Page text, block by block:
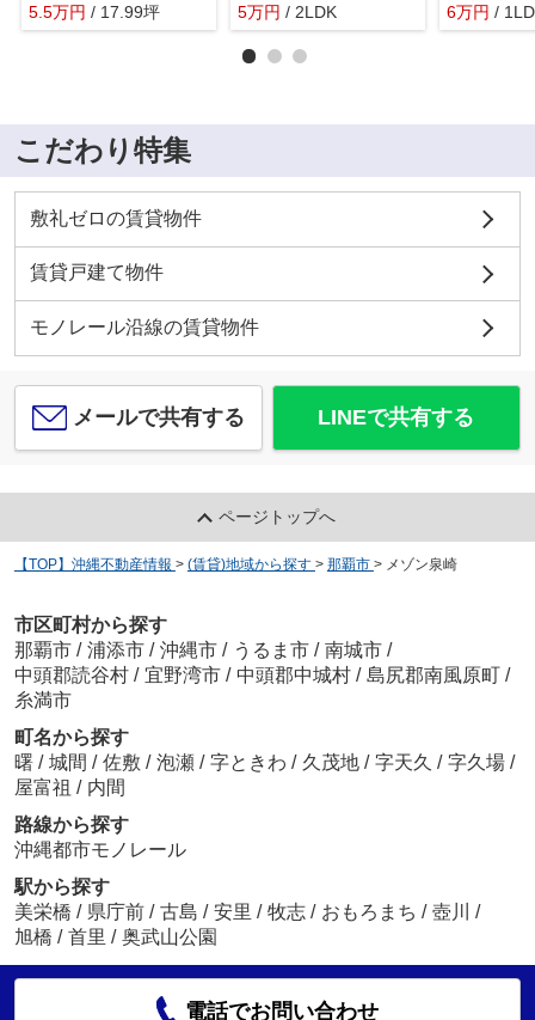
5.5万円 / 17.99坪
5万円 / 2LDK
6万円 /
こだわり特集
敷礼ゼロの賃貸物件
賃貸戸建て物件
モノレール沿線の賃貸物件
メールで共有する LINEで共有する
ページトップへ
【TOP】沖縄不動産情報 > (賃貸)地域から探す > 那覇市 > メゾン泉崎
市区町村から探す
那覇市 / 浦添市 / 沖縄市 / うるま市 / 南城市 /
中頭郡読谷村 / 宜野湾市 / 中頭郡中城村 / 島尻郡南風原町 /
糸満市
町名から探す
曙 / 城間 / 佐敷 / 泡瀬 / 字ときわ / 久茂地 / 字天久 / 字久場 /
屋富祖 / 内間
路線から探す
沖縄都市モノレール
駅から探す
美栄橋 / 県庁前 / 古島 / 安里 / 牧志 / おもろまち / 壺川
/
旭橋 / 首里 / 奥武山公園
電話でお問い合わせ